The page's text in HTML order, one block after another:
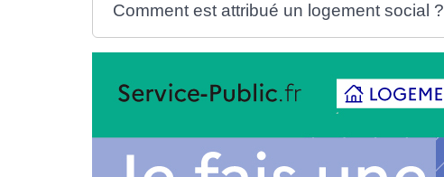
Comment est attribué un logement social ?